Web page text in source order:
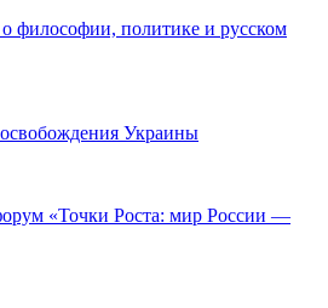
философии, политике и русском
Украины
«Точки Роста: мир России —